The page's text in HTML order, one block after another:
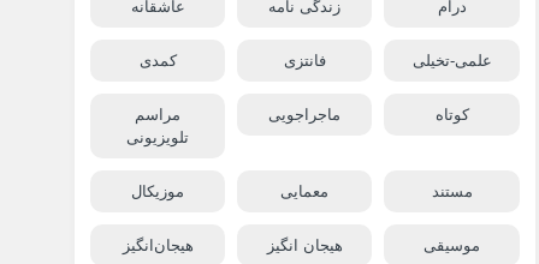
درام زندگی نامه عاشقانه
علمی-تخیلی فانتزی کمدی
کوتاه ماجراجویی
مراسم
تلویزیونی
مستند معمایی موزیکال
موسیقی هیجان انگیز هیجان‌انگیز